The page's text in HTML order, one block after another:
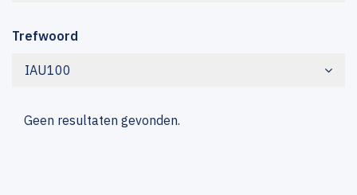
Trefwoord
IAU100
Geen resultaten gevonden.